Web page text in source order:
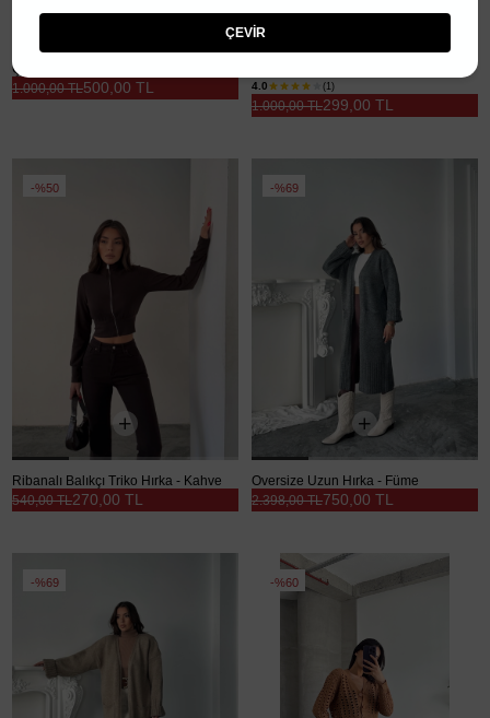
500,00 TL
1.000,00 TL 4.0 (1)
299,00 TL
1.000,00 TL
%50
Ribanalı Balıkçı Triko Hırka - Kahve
270,00 TL
540,00 TL
%69
Oversize Uzun Hırka - Füme
750,00 TL
2.398,00 TL
%69 %60
ÇEVİR